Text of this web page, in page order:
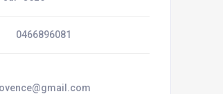
0466896081